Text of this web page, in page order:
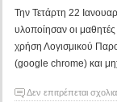
Την Τετάρτη 22
υλοποίησαν οι
χρήση Λογισμικού
(google chrome) και
Δεν επιτρέπεται